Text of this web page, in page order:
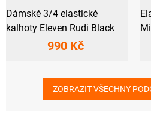
Dámské 3/4 elastické
kalhoty Eleven Rudi Black
990 Kč
ZOBRAZIT VŠECHNY